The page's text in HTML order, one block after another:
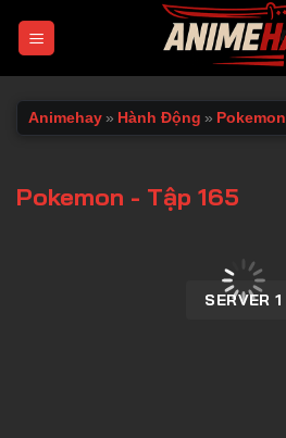
Animehay » Hành Động » Pokemon
Pokemon - Tập 165
SERVER 1